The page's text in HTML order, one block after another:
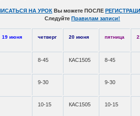
НА УРОК Вы можете ПОСЛЕ
Следуйте Правилам записи!
19 июня четверг 20 июня пятница
8-45 КАС1505 8-45
9-30 9-30
10-15 КАС1505 10-15